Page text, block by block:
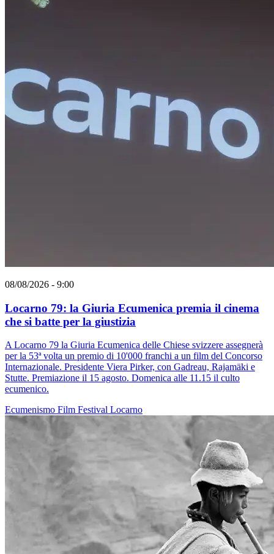
08/08/2026 - 9:00
Locarno 79: la Giuria Ecumenica premia il cinema
che si batte per la giustizia
A Locarno 79 la Giuria Ecumenica delle Chiese svizzere assegnerà
per la 53ª volta un premio di 10'000 franchi a un film del Concorso
Internazionale. Presidente Viera Pirker, con Gadreau, Rajamäki e
Stutte. Premiazione il 15 agosto. Domenica alle 11.15 il culto
ecumenico.
Ecumenismo Film Festival Locarno